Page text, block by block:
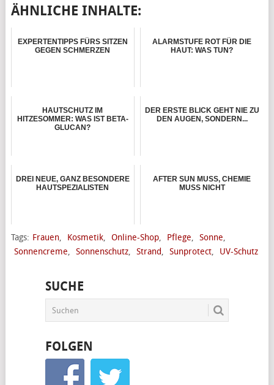
ÄHNLICHE INHALTE:
EXPERTENTIPPS FÜRS SITZEN
GEGEN SCHMERZEN
ALARMSTUFE ROT FÜR DIE
HAUT: WAS TUN?
HAUTSCHUTZ IM
HITZESOMMER: WAS IST BETA-
GLUCAN?
DER ERSTE BLICK GEHT NIE ZU
DEN AUGEN, SONDERN...
DREI NEUE, GANZ BESONDERE
HAUTSPEZIALISTEN
AFTER SUN MUSS, CHEMIE
MUSS NICHT
Tags: Frauen, Kosmetik, Online-Shop, Pflege, Sonne,
Sonnencreme, Sonnenschutz, Strand, Sunprotect, UV-Schutz
SUCHE
FOLGEN